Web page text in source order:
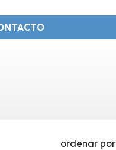
ordenar por